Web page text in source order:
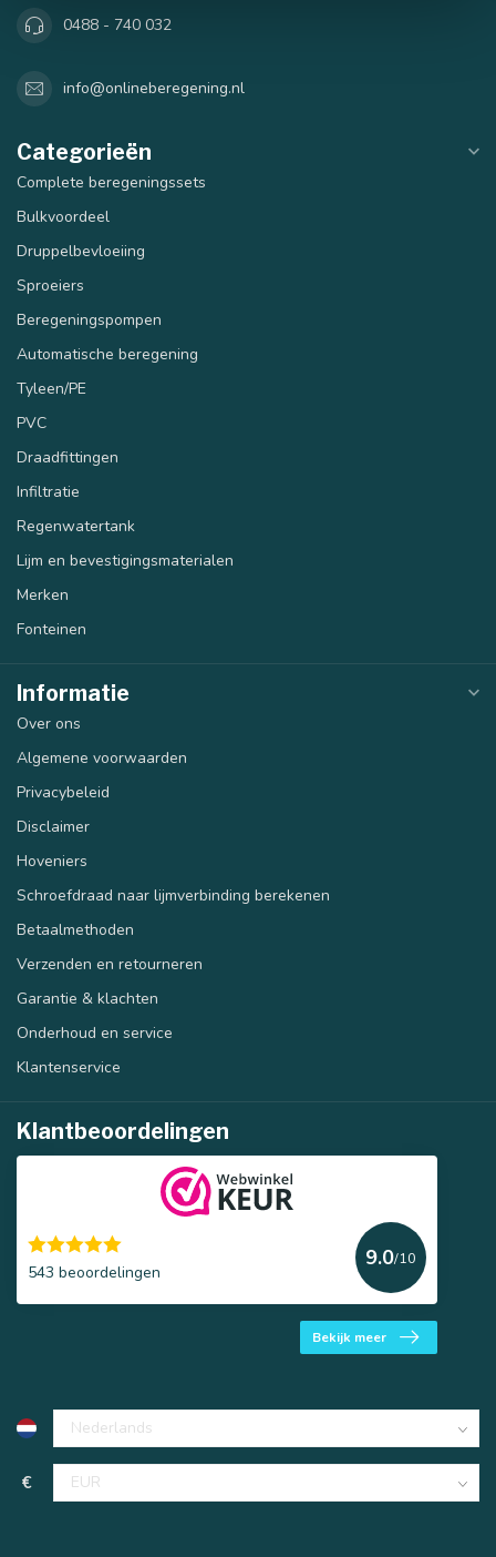
40 mm
0488 - 740 032
info@onlineberegening.nl
Categorieën
Complete beregeningssets
Bulkvoordeel
Druppelbevloeiing
Sproeiers
Beregeningspompen
Automatische beregening
Tyleen/PE
PVC
Draadfittingen
Infiltratie
Regenwatertank
Lijm en bevestigingsmaterialen
Merken
Fonteinen
Informatie
Over ons
Algemene voorwaarden
Privacybeleid
Disclaimer
Hoveniers
Schroefdraad naar lijmverbinding berekenen
Betaalmethoden
Verzenden en retourneren
Garantie & klachten
Onderhoud en service
Klantenservice
Klantbeoordelingen
543 beoordelingen
9.0/10
Bekijk meer
€